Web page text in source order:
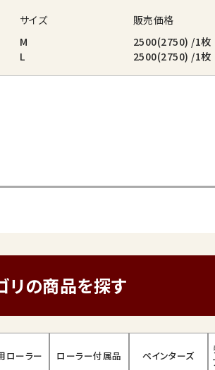
サイズ 販売価格
M 2500(2750) /1枚
L 2500(2750) /1枚
リの商品を探す
ローラー ローラー付属品 ペインターズ